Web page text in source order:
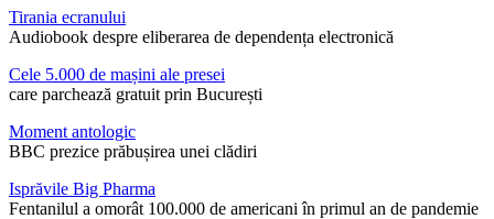
Tirania ecranului
Audiobook despre eliberarea de dependența electronică
Cele 5.000 de mașini ale presei
care parchează gratuit prin București
Moment antologic
BBC prezice prăbușirea unei clădiri
Isprăvile Big Pharma
Fentanilul a omorât 100.000 de americani în primul an de pandemie